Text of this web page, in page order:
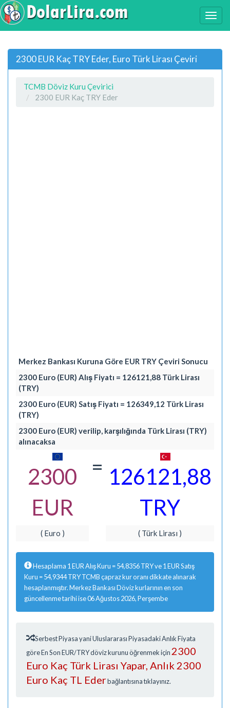
2300 EUR Kaç TRY Eder, Euro Türk Lirası Çeviri
TCMB Döviz Kuru Çevirici
2300 EUR Kaç TRY Eder
Merkez Bankası Kuruna Göre EUR TRY Çeviri Sonucu
2300 Euro (EUR) Alış Fiyatı = 126121,88 Türk Lirası
(TRY)
2300 Euro (EUR) Satış Fiyatı = 126349,12 Türk Lirası
(TRY)
2300 Euro (EUR) verilip, karşılığında Türk Lirası (TRY)
alınacaksa
2300
EUR
= 126121,88
TRY
( Euro ) ( Türk Lirası )
Hesaplama 1 EUR Alış Kuru = 54,8356 TRY ve 1 EUR Satış
Kuru = 54,9344 TRY TCMB çapraz kur oranı dikkate alınarak
hesaplanmıştır. Merkez Bankası Döviz kurlarının en son
güncellenme tarihi ise 06 Ağustos 2026, Perşembe
Serbest Piyasa yani Uluslararası Piyasadaki Anlık Fiyata
göre En Son EUR/TRY döviz kurunu öğrenmek için 2300
Euro Kaç Türk Lirası Yapar, Anlık 2300
Euro Kaç TL Ederbağlantısına tıklayınız.